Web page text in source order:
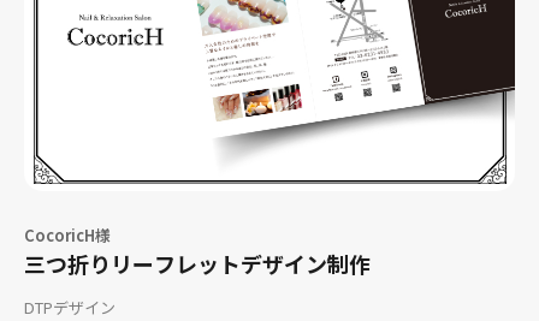
CocoricH様
三つ折りリーフレットデザイン制作
DTPデザイン